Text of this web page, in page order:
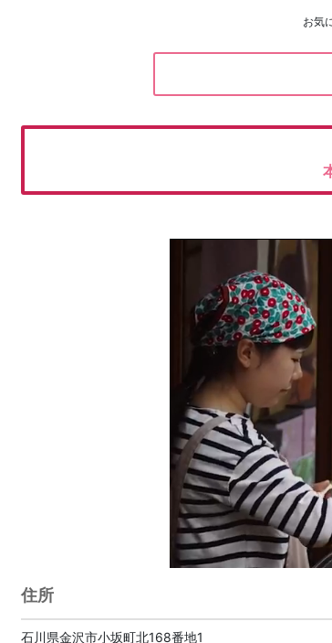
お気
住所
石川県金沢市小坂町北168番地1